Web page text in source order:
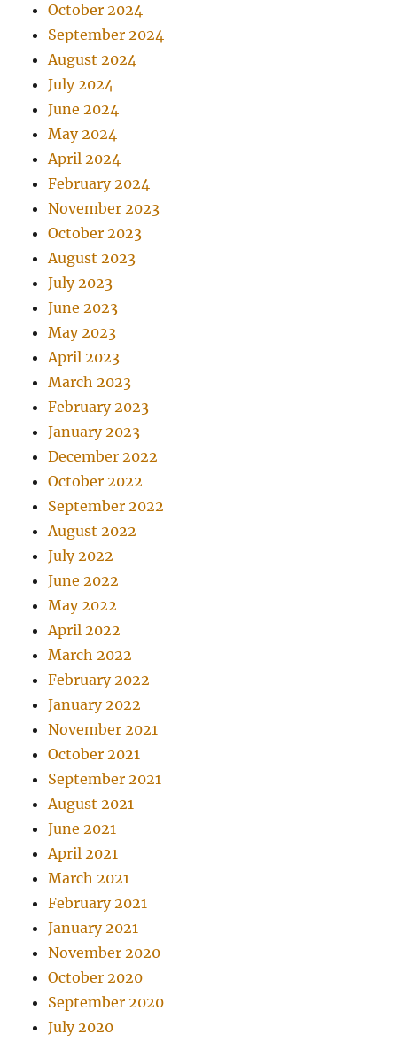
October 2024
September 2024
August 2024
July 2024
June 2024
May 2024
April 2024
February 2024
November 2023
October 2023
August 2023
July 2023
June 2023
May 2023
April 2023
March 2023
February 2023
January 2023
December 2022
October 2022
September 2022
August 2022
July 2022
June 2022
May 2022
April 2022
March 2022
February 2022
January 2022
November 2021
October 2021
September 2021
August 2021
June 2021
April 2021
March 2021
February 2021
January 2021
November 2020
October 2020
September 2020
July 2020